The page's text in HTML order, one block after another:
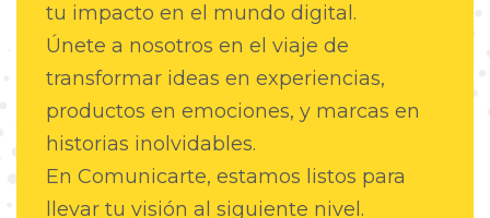
tu impacto en el mundo digital.
Únete a nosotros en el viaje de
transformar ideas en experiencias,
productos en emociones, y marcas en
historias inolvidables.
En Comunicarte, estamos listos para
llevar tu visión al siguiente nivel.